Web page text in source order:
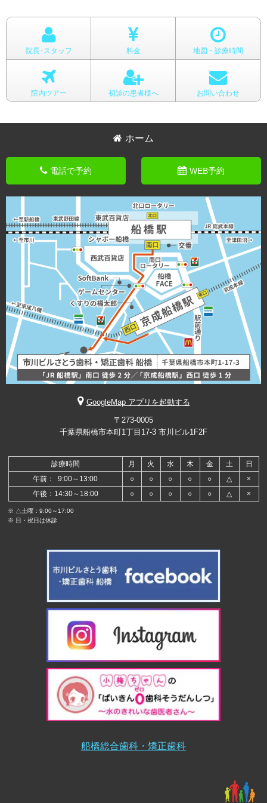
院長･スタッフ 料金 地図・診療時間
院内ツアー 初診の患者様へ お問い合わせ
ホーム
電話で予約 WEB予約
GoogleMap アプリを起動する
〒273-0005
千葉県船橋市本町1丁目17-3 市川ビル1F2F
診療時間 月 火 水 木 金 土
日
午前： 9:00～13:00
○ ○ ○ ○ ○ △
×
午後：14:30～18:00
○ ○ ○ ○ ○ △ ×
※ △土曜：9:00～17:00
※ 日・祝日は休診
船橋総合歯科・矯正歯科